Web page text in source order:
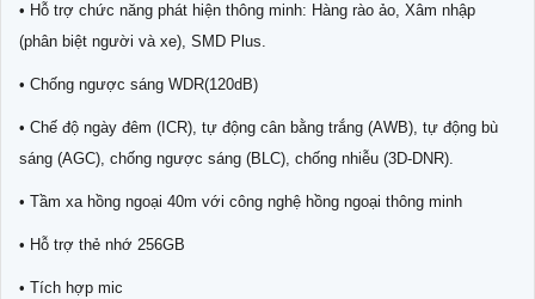
• Hỗ trợ chức năng phát hiện thông minh: Hàng rào ảo, Xâm nhập
(phân biệt người và xe), SMD Plus.
• Chống ngược sáng WDR(120dB)
• Chế độ ngày đêm (ICR), tự động cân bằng trắng (AWB), tự động bù
sáng (AGC), chống ngược sáng (BLC), chống nhiễu (3D-DNR).
• Tầm xa hồng ngoại 40m với công nghệ hồng ngoại thông minh
• Hỗ trợ thẻ nhớ 256GB
• Tích hợp mic